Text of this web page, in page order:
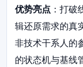
优势亮点 ：打破
辑还原需求的真
非技术干系人的
的状态机与基线